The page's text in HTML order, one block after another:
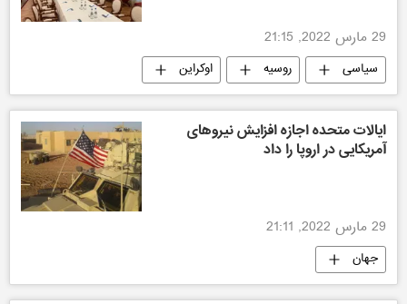
29 مارس 2022, 21:15
سیاسی روسیه اوکراین
ایالات متحده اجازه افزایش نیروهای
آمریکایی در اروپا را داد
29 مارس 2022, 21:11
جهان